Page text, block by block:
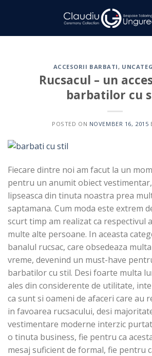
ACCESORII BARBATI,
Rucsacul – un
barbatilor cu
POSTED ON NOVEMBER 16, 2015
Fiecare dintre noi am facut la un
pentru un anumit obiect
lipseasca din tinuta noastra prea
saptamana. Cum moda este extrem
scurt timp am realizat ca respectivul
multe alte persoane. In aceasta
banalul rucsac, care obsedeaza
vreme, devenind un must-have
barbatilor cu stil. Desi foarte multa
ales din considerente de utilitate,
ca sunt si oameni de afaceri care au
in favoarea rucsacului, desi
vestimentare moderne interzic
o tinuta business, fie pentru ca
mesaj suficient de formal, fie pentru